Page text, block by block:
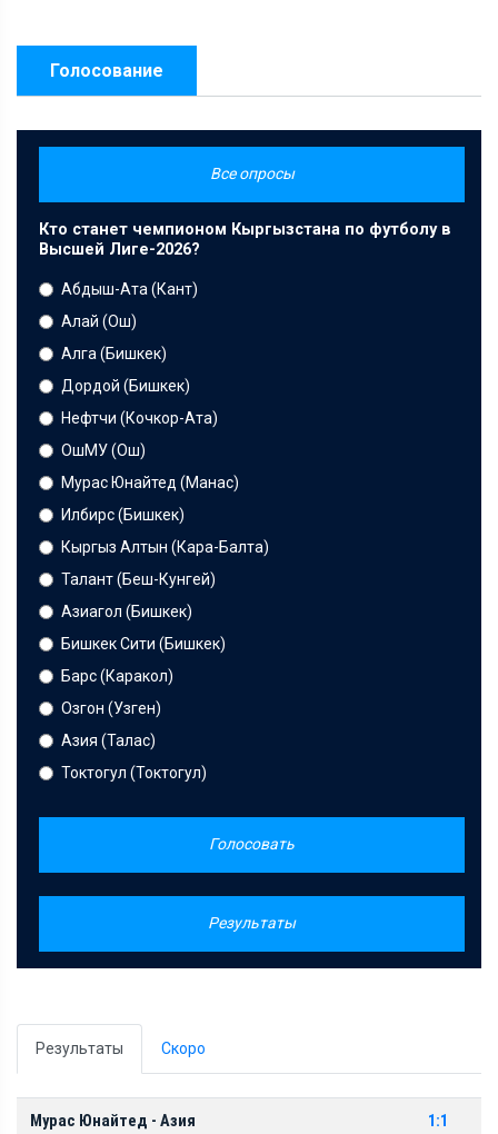
Голосование
Все опросы
Кто станет чемпионом Кыргызстана по футболу в
Высшей Лиге-2026?
Абдыш-Ата (Кант)
Алай (Ош)
Алга (Бишкек)
Дордой (Бишкек)
Нефтчи (Кочкор-Ата)
ОшМУ (Ош)
Мурас Юнайтед (Манас)
Илбирс (Бишкек)
Кыргыз Алтын (Кара-Балта)
Талант (Беш-Кунгей)
Азиагол (Бишкек)
Бишкек Сити (Бишкек)
Барс (Каракол)
Озгон (Узген)
Азия (Талас)
Токтогул (Токтогул)
Голосовать
Результаты
Результаты Скоро
Мурас Юнайтед - Азия 1:1